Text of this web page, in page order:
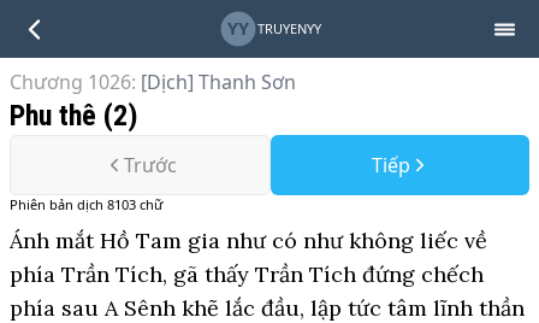
YY TRUYENYY
Chương 1026: [Dịch] Thanh Sơn
Phu thê (2)
Trước Tiếp
Phiên bản dịch 8103 chữ
Ánh mắt Hồ Tam gia như có như không liếc về
phía Trần Tích, gã thấy Trần Tích đứng chếch
phía sau A Sênh khẽ lắc đầu, lập tức tâm lĩnh thần